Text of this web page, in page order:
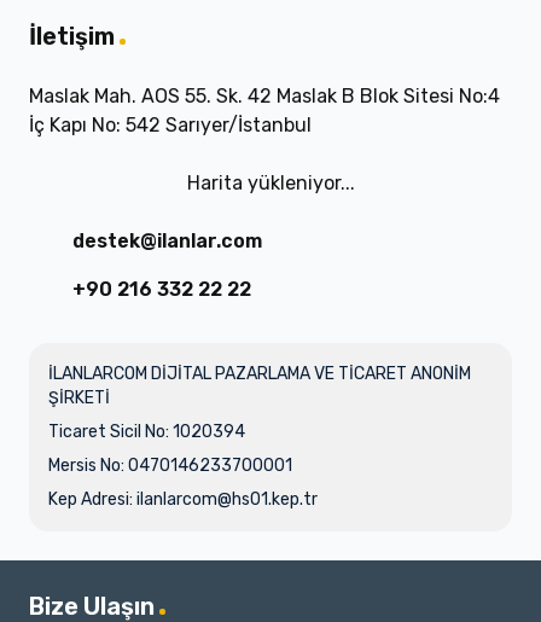
İletişim
Maslak Mah. AOS 55. Sk. 42 Maslak B Blok Sitesi No:4
İç Kapı No: 542 Sarıyer/İstanbul
Harita yükleniyor...
destek@ilanlar.com
+90 216 332 22 22
İLANLARCOM DİJİTAL PAZARLAMA VE TİCARET ANONİM
ŞİRKETİ
Ticaret Sicil No: 1020394
Mersis No: 0470146233700001
Kep Adresi: ilanlarcom@hs01.kep.tr
Bize Ulaşın